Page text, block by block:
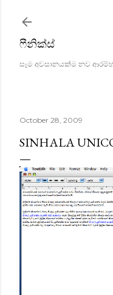
ෆීනික්ස්
සෑම අවසානයක්ම නව
October 28, 2009
SINHALA